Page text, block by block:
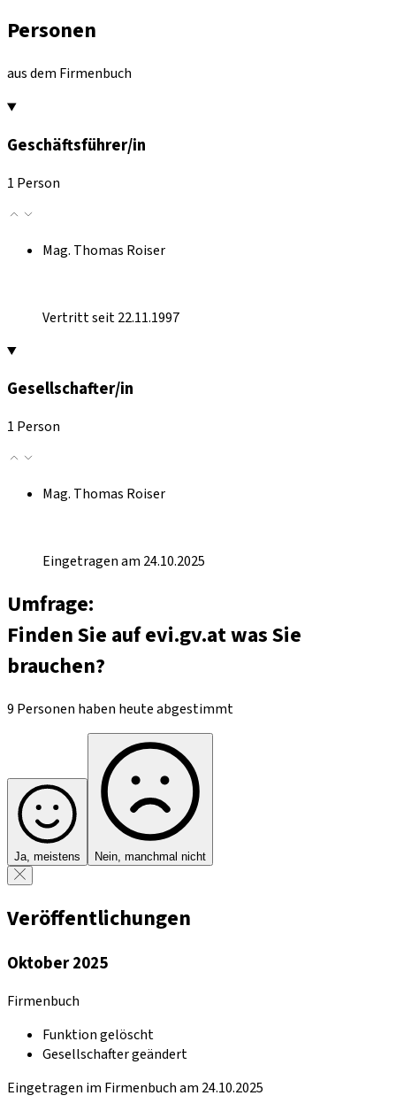
Personen
aus dem Firmenbuch
Geschäftsführer/in
1 Person
Mag. Thomas Roiser
Vertritt seit 22.11.1997
Gesellschafter/in
1 Person
Mag. Thomas Roiser
Eingetragen am 24.10.2025
Umfrage:
Finden Sie auf evi.gv.at was Sie
brauchen?
9 Personen haben heute abgestimmt
Ja, meistens Nein, manchmal nicht
Veröffentlichungen
Oktober 2025
Firmenbuch
Funktion gelöscht
Gesellschafter geändert
Eingetragen im Firmenbuch am 24.10.2025